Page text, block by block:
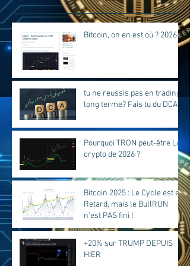
Bitcoin, on en est où ? 2026
tu ne reussis pas en trading
long terme? Fais tu du DCA?
Pourquoi TRON peut-être LA
crypto de 2026 ?
Bitcoin 2025 : Le Cycle est en
Retard, mais le BullRUN
n’est PAS fini !
+20% sur TRUMP DEPUIS
HIER